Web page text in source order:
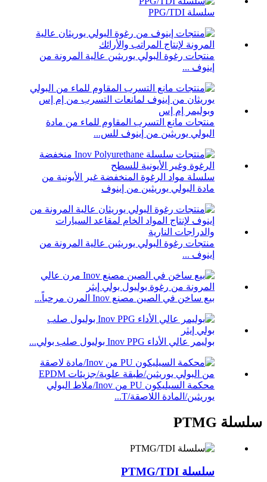
سلسلة PPG/TDI
منتجات رغوة البولي يوريثين عالية المرونة من
إينوف ...
منتجات مانع التسرب المقاوم للماء من مادة
البولي يوريثين من إينوف للس...
سلسلة مواد الرغوة المنخفضة غير الأيونية من
مادة البولي يوريثين من إينوف
منتجات رغوة البولي يوريثين عالية المرونة من
إينوف ...
بيع ساخن في الصين مصنع Inov المرن مرحباً...
بوليمر عالي الأداء Inov PPG بوليول صلب بولي...
محكمة السيليكون PU من Inov/ملاط البولي
يوريثين/المادة اللاصقة/T...
سلسلة PTMG
سلسلة PTMG/TDI